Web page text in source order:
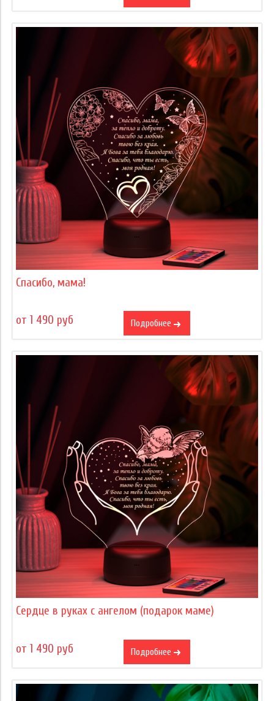
Спасибо, мама!
от 1 490 руб Подробнее
Сердце в руках с ангелом (подарок маме)
от 1 490 руб Подробнее